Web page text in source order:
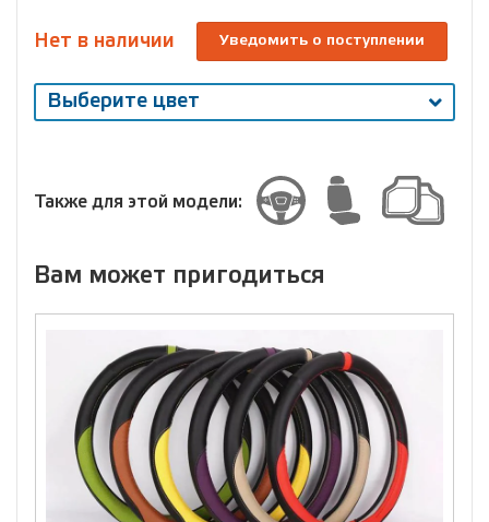
Нет в наличии Уведомить о поступлении
Выберите цвет
Выберите
Также для этой модели:
Вам может пригодиться